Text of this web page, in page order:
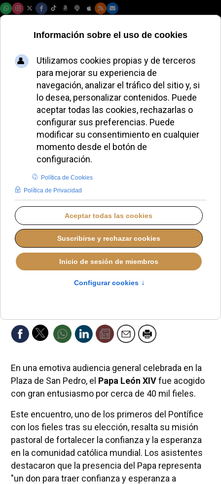
El Papa León XIV
congrega a 40 mil
fieles en San Pedro
ALMUDENA RODRIGO PAPA LEÓN XIV
En una emotiva audiencia general celebrada en la
Plaza de San Pedro, el Papa León XIVfue acogido
con gran entusiasmo por cerca de 40 mil fieles.
Este encuentro, uno de los primeros del Pontífice
con los fieles tras su elección, resalta su misión
pastoral de fortalecer la confianza y la esperanza
en la comunidad católica mundial. Los asistentes
destacaron que la presencia del Papa representa
"un don para traer confianza y esperanza a